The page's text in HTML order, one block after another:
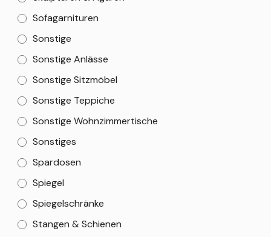
Sofagarnituren
Sonstige
Sonstige Anlässe
Sonstige Sitzmöbel
Sonstige Teppiche
Sonstige Wohnzimmertische
Sonstiges
Spardosen
Spiegel
Spiegelschränke
Stangen & Schienen